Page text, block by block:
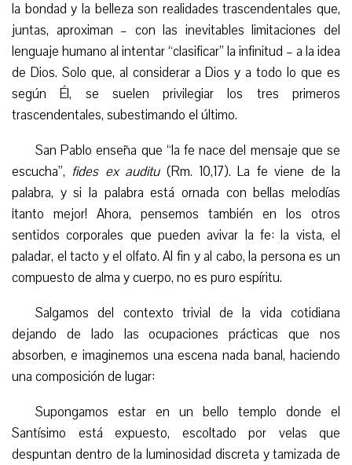
la bondad y la belleza son realidades trascendentales que,
juntas, aproximan – con las inevitables limitaciones del
lenguaje humano al intentar “clasificar” la infinitud – a la idea
de Dios. Solo que, al considerar a Dios y a todo lo que es
según Él, se suelen privilegiar los tres primeros
trascendentales, subestimando el último.
San Pablo enseña que “la fe nace del mensaje que se
escucha”, fides ex auditu(Rm. 10,17). La fe viene de la
palabra, y si la palabra está ornada con bellas melodías
¡tanto mejor! Ahora, pensemos también en los otros
sentidos corporales que pueden avivar la fe: la vista, el
paladar, el tacto y el olfato. Al fin y al cabo, la persona es un
compuesto de alma y cuerpo, no es puro espíritu.
Salgamos del contexto trivial de la vida cotidiana
dejando de lado las ocupaciones prácticas que nos
absorben, e imaginemos una escena nada banal, haciendo
una composición de lugar:
Supongamos estar en un bello templo donde el
Santísimo está expuesto, escoltado por velas que
despuntan dentro de la luminosidad discreta y tamizada de